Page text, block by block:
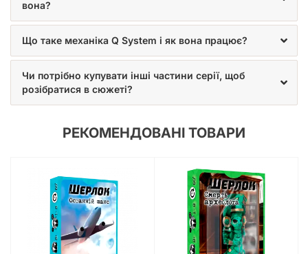
вона?
Що таке механіка Q System і як вона працює?
Чи потрібно купувати інші частини серії, щоб
розібратися в сюжеті?
РЕКОМЕНДОВАНІ ТОВАРИ